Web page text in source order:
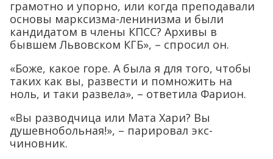
грамотно и упорно, или когда преподавали
основы марксизма-ленинизма и были
кандидатом в члены КПСС? Архивы в
бывшем Львовском КГБ», – спросил он.
«Боже, какое горе. А была я для того, чтобы
таких как вы, развести и помножить на
ноль, и таки развела», – ответила Фарион.
«Вы разводчица или Мата Хари? Вы
душевнобольная!», – парировал экс-
чиновник.